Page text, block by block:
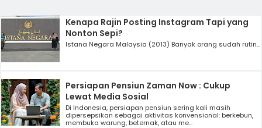
Kenapa Rajin Posting Instagram Tapi yang
Nonton Sepi?
Istana Negara Malaysia (2013) Banyak orang sudah rutin...
Persiapan Pensiun Zaman Now : Cukup
Lewat Media Sosial
Di Indonesia, persiapan pensiun sering kali masih
dipersepsikan sebagai aktivitas konvensional: berkebun,
membuka warung, beternak, atau me...